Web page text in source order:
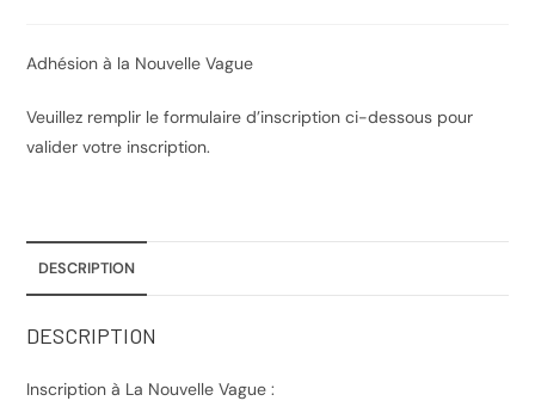
Adhésion à la Nouvelle Vague
Veuillez remplir le formulaire d’inscription ci-dessous pour
valider votre inscription.
DESCRIPTION
DESCRIPTION
Inscription à La Nouvelle Vague :